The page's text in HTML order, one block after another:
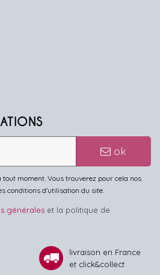
ok
moment. Vous trouverez pour cela nos
conditions d'utilisation du site.
générales et la politique de
livraison en France
et click&collect